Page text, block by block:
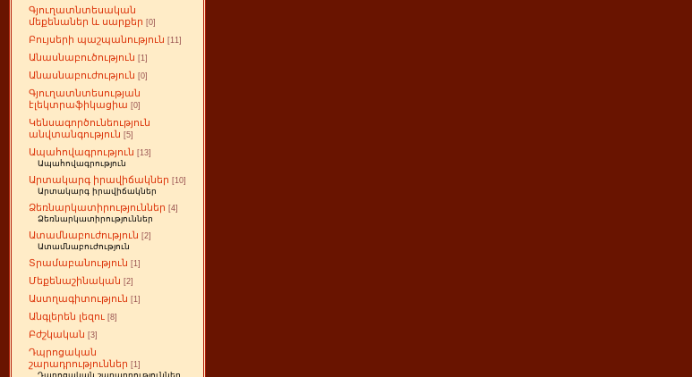
Գյուղատնտեսական
մեքենաներ և սարքեր [0]
Բույսերի պաշպանություն [11]
Անասնաբուծություն [1]
Անասնաբուժություն [0]
Գյուղատնտեսության
էլեկտրաֆիկացիա [0]
Կենսագործունեություն
անվտանգություն [5]
Ապահովագրություն [13]
Ապահովագրություն
Արտակարգ իրավիճակներ [10]
Արտակարգ իրավիճակներ
Ձեռնարկատիրություններ [4]
Ձեռնարկատիրություններ
Ատամնաբուժություն [2]
Ատամնաբուժություն
Տրամաբանություն [1]
Մեքենաշինական [2]
Աստղագիտություն [1]
Անգլերեն լեզու [8]
Բժշկական [3]
Դպրոցական
շարադրություններ [1]
Դպրոցական շարադրություններ